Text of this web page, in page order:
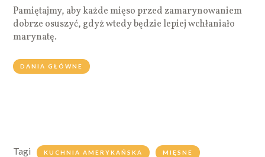
Pamiętajmy, aby każde mięso przed zamarynowaniem
dobrze osuszyć, gdyż wtedy będzie lepiej wchłaniało
marynatę.
DANIA GŁÓWNE
Tagi KUCHNIA AMERYKAŃSKA MIĘSNE